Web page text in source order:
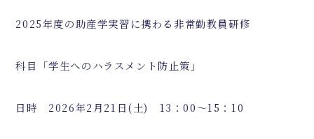
2025年度の助産学実習に携わる非常勤教員研修
科目「学生へのハラスメント防止策」
日時 2026年2月21日(土) 13：00～15：10